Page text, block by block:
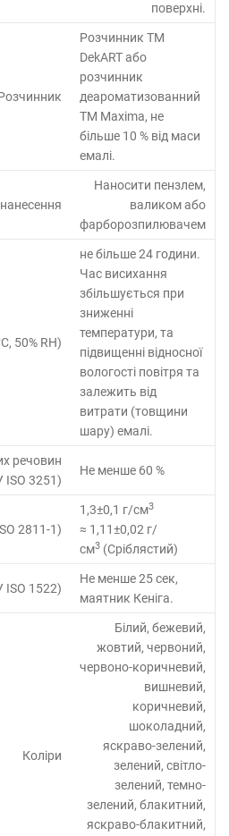
поверхні.
Розчинник ТМ
DekART або
розчинник
деароматизованний
ТМ Maxima, не
більше 10 % від маси
емалі.
Наносити пензлем,
валиком або
фарборозпилювачем
50% RH)
не більше 24 години.
Час висихання
збільшується при
зниженні
температури, та
підвищенні відносної
вологості повітря та
залежить від
витрати (товщини
шару) емалі.
речовин
ISO 3251)
Не менше 60 %
2811-1)
1,3±0,1 г/см3
≈ 1,11±0,02 г/
см3 (Сріблястий)
ISO 1522)
Не менше 25 сек,
маятник Кеніга.
Коліри
Білий, бежевий,
жовтий, червоний,
червоно-коричневий,
вишневий,
коричневий,
шоколадний,
яскраво-зелений,
зелений, світло-
зелений, темно-
зелений, блакитний,
яскраво-блакитний,